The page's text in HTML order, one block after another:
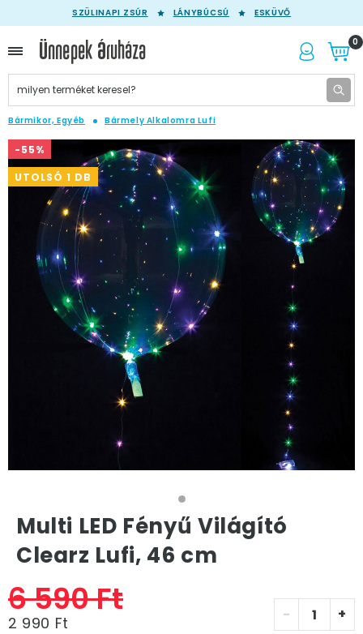
SZÜLINAPI ZSÚR LÁNYBÚCSÚ ESKÜVŐ
0
Bármikor, Egyéb Bármely Alkalomra Lufi
-55%
UTOLSÓ 1 DB
Multi LED Fényű Világító
Clearz Lufi, 46 cm
6 590 Ft
2 990 Ft - +